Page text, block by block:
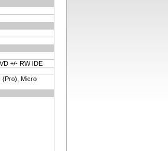
+/- RW IDE
(Pro), Micro